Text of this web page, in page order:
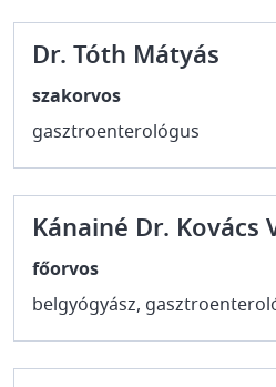
Dr. Tóth Mátyás
szakorvos
gasztroenterológus
Kánainé Dr. Kovács
főorvos
belgyógyász,